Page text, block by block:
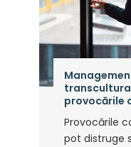
provocările
Provocările
pot distruge